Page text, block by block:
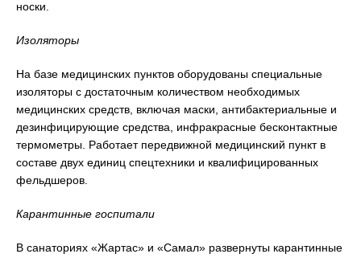
носки.
Изоляторы
На базе медицинских пунктов оборудованы специальные
изоляторы с достаточным количеством необходимых
медицинских средств, включая маски, антибактериальные и
дезинфицирующие средства, инфракрасные бесконтактные
термометры. Работает передвижной медицинский пункт в
составе двух единиц спецтехники и квалифицированных
фельдшеров.
Карантинные госпитали
В санаториях «Жартас» и «Самал» развернуты карантинные